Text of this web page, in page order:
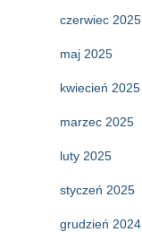
czerwiec 2025
maj 2025
kwiecień 2025
marzec 2025
luty 2025
styczeń 2025
grudzień 2024